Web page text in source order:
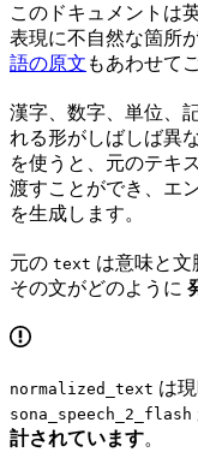
このドキュメントは
表現に不自然な箇所
語の原文 もあわせて
漢字、数字、単位、
れる形がしばしば異
を使うと、元のテキ
渡すことができ、エ
を生成します。
元の text は意味と文
その文がどのように
normalized_text は
sona_speech_2_flash
計されています。